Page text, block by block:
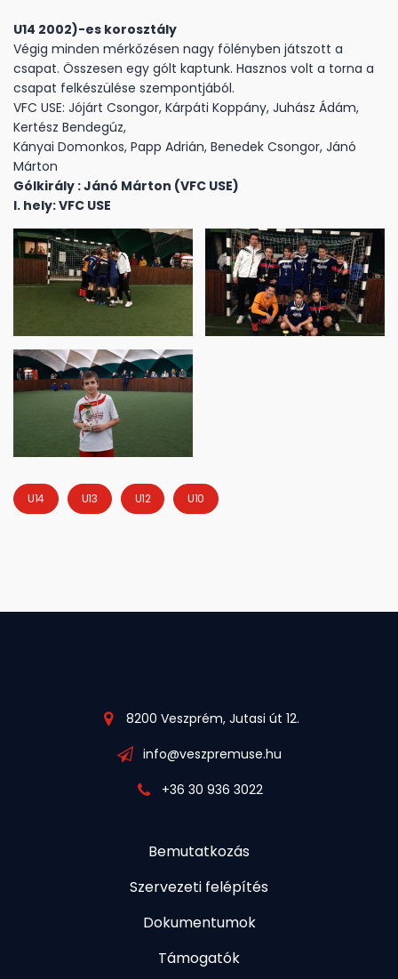
U14 2002)-es korosztály
Végig minden mérkőzésen nagy fölényben játszott a
csapat. Összesen egy gólt kaptunk. Hasznos volt a torna a
csapat felkészülése szempontjából.
VFC USE: Jójárt Csongor, Kárpáti Koppány, Juhász Ádám,
Kertész Bendegúz,
Kányai Domonkos, Papp Adrián, Benedek Csongor, Jánó
Márton
Gólkirály : Jánó Márton (VFC USE)
I. hely: VFC USE
U14 U13 U12 U10
8200 Veszprém, Jutasi út 12.
info@veszpremuse.hu
+36 30 936 3022
Bemutatkozás
Szervezeti felépítés
Dokumentumok
Támogatók